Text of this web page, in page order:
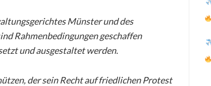
Münster und des
Rahmenbedingungen geschaffen
und ausgestaltet werden.
der sein Recht auf friedlichen Protest